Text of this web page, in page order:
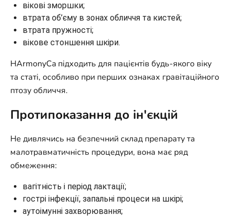
вікові зморшки;
втрата об’єму в зонах обличчя та кистей;
втрата пружності;
вікове стоншення шкіри.
HArmonyCa підходить для пацієнтів будь-якого віку
та статі, особливо при перших ознаках гравітаційного
птозу обличчя.
Протипоказання до ін'єкцій
Не дивлячись на безпечний склад препарату та
малотравматичність процедури, вона має ряд
обмеження:
вагітність і період лактації;
гострі інфекції, запальні процеси на шкірі;
аутоімунні захворювання;